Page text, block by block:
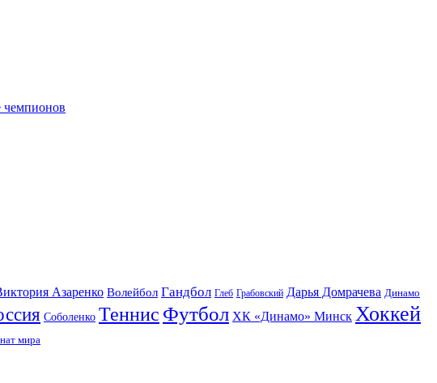
чемпионов
Азаренко Волейбол Гандбол Глеб Грабовский Дарья Домрачева Динамо
Соболенко Теннис Футбол ХК «Динамо» Минск Хоккей
мира